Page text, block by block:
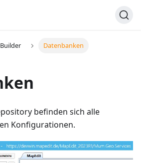
Datenbanken
befinden sich alle
Konfigurationen.